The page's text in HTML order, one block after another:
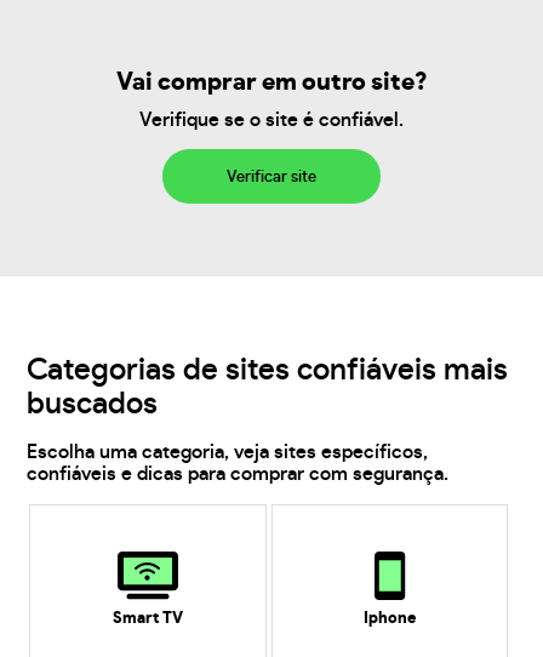
Vai comprar em outro site?
Verifique se o site é confiável.
Verificar site
Categorias de sites confiáveis mais
buscados
Escolha uma categoria, veja sites específicos,
confiáveis e dicas para comprar com segurança.
Smart TV Iphone